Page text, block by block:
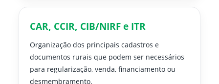
CAR, CCIR, CIB/NIRF e ITR
Organização dos principais cadastros e
documentos rurais que podem ser necessários
para regularização, venda, financiamento ou
desmembramento.